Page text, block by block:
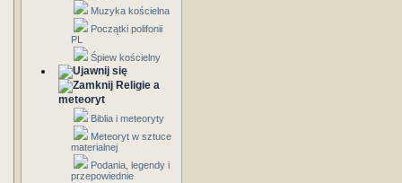
Muzyka kościelna
Początki polifonii
PL
Śpiew kościelny
Religie a
meteoryt
Biblia i meteoryty
Meteoryt w sztuce
materialnej
Podania, legendy i
przepowiednie